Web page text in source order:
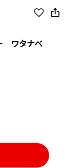
ー ワタナベ